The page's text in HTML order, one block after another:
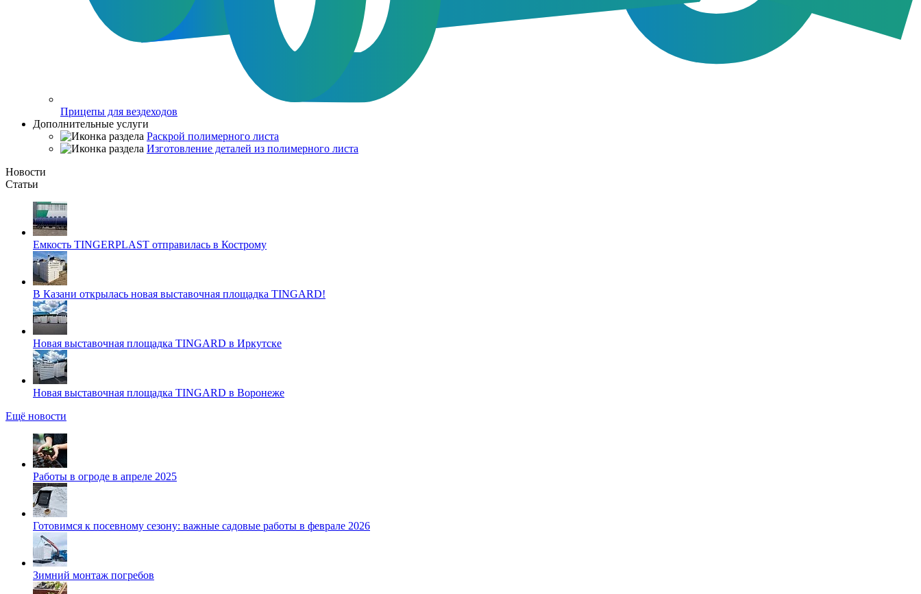
Прицепы для вездеходов
Дополнительные услуги
Раскрой полимерного листа
Изготовление деталей из полимерного листа
Новости
Статьи
Емкость TINGERPLAST отправилась в Кострому
В Казани открылась новая выставочная площадка TINGARD!
Новая выставочная площадка TINGARD в Иркутске
Новая выставочная площадка TINGARD в Воронеже
Ещё новости
Работы в огроде в апреле 2025
Готовимся к посевному сезону: важные садовые работы в феврале 2026
Зимний монтаж погребов